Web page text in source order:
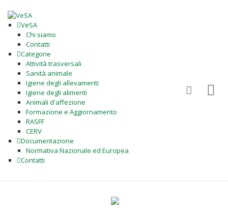
VeSA
Chi siamo
Contatti
Categorie
Attività trasversali
Sanità animale
Igiene degli allevamenti
Igiene degli alimenti
Animali d'affezione
Formazione e Aggiornamento
RASFF
CERV
Documentazione
Normativa Nazionale ed Europea
Contatti